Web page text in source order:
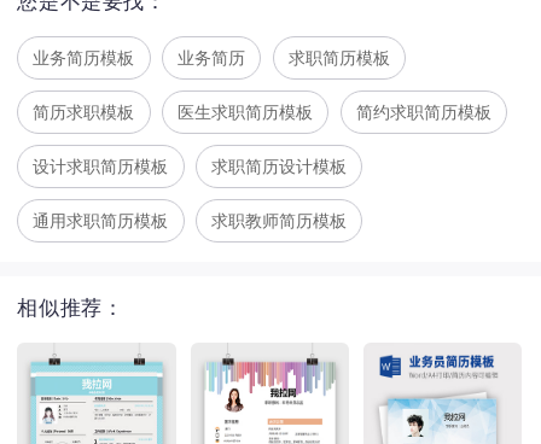
业务简历模板 业务简历 求职简历模板
简历求职模板 医生求职简历模板 简约求职简历模板
设计求职简历模板 求职简历设计模板
通用求职简历模板 求职教师简历模板
相似推荐：